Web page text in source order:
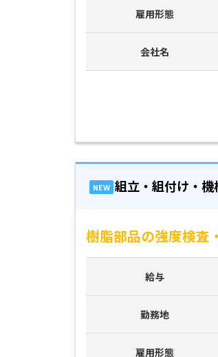
雇用形態
会社名
NEW 組立・組付け・
樹脂部品の強度検査
給与
勤務地
雇用形態